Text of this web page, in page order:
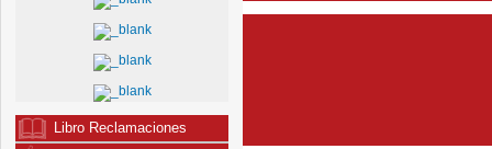
Libro Reclamaciones